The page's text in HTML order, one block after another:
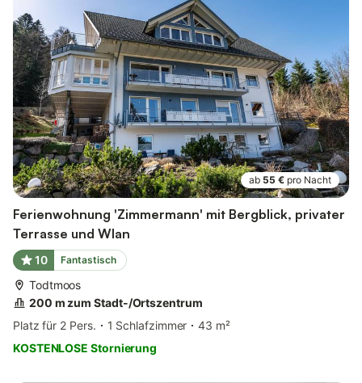
ab 55 € pro Nacht
Ferienwohnung 'Zimmermann' mit Bergblick, privater
Terrasse und Wlan
10 Fantastisch
Todtmoos
200 m zum Stadt-/Ortszentrum
Platz für 2 Pers.
1 Schlafzimmer
43 m²
KOSTENLOSE Stornierung